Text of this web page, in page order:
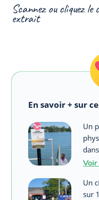
Scannez ou cliquez
extrait
En savoir + sur
Un
Un
sur